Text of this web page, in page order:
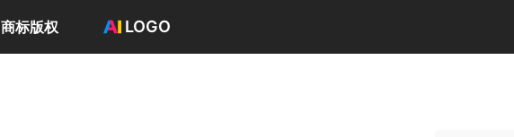
商标版权 LOGO